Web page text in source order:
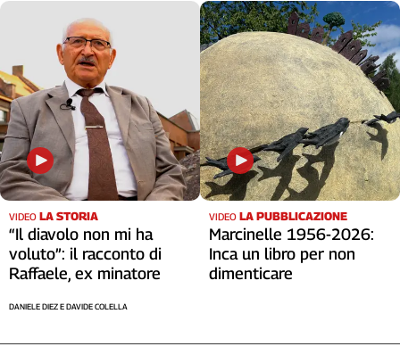
Contatti
La
redazione
Newsletter
Social
VIDEO LA STORIA
“Il diavolo non mi ha
voluto”: il racconto di
Raffaele, ex minatore
DANIELE DIEZ E DAVIDE COLELLA
VIDEO LA PUBBLICAZIONE
Marcinelle 1956-2026:
Inca un libro per non
dimenticare